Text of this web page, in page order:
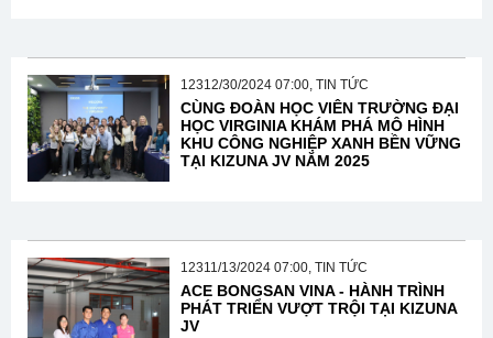
12312/30/2024 07:00, TIN TỨC
CÙNG ĐOÀN HỌC VIÊN TRƯỜNG ĐẠI
HỌC VIRGINIA KHÁM PHÁ MÔ HÌNH
KHU CÔNG NGHIỆP XANH BỀN VỮNG
TẠI KIZUNA JV NĂM 2025
12311/13/2024 07:00, TIN TỨC
ACE BONGSAN VINA - HÀNH TRÌNH
PHÁT TRIỂN VƯỢT TRỘI TẠI KIZUNA
JV